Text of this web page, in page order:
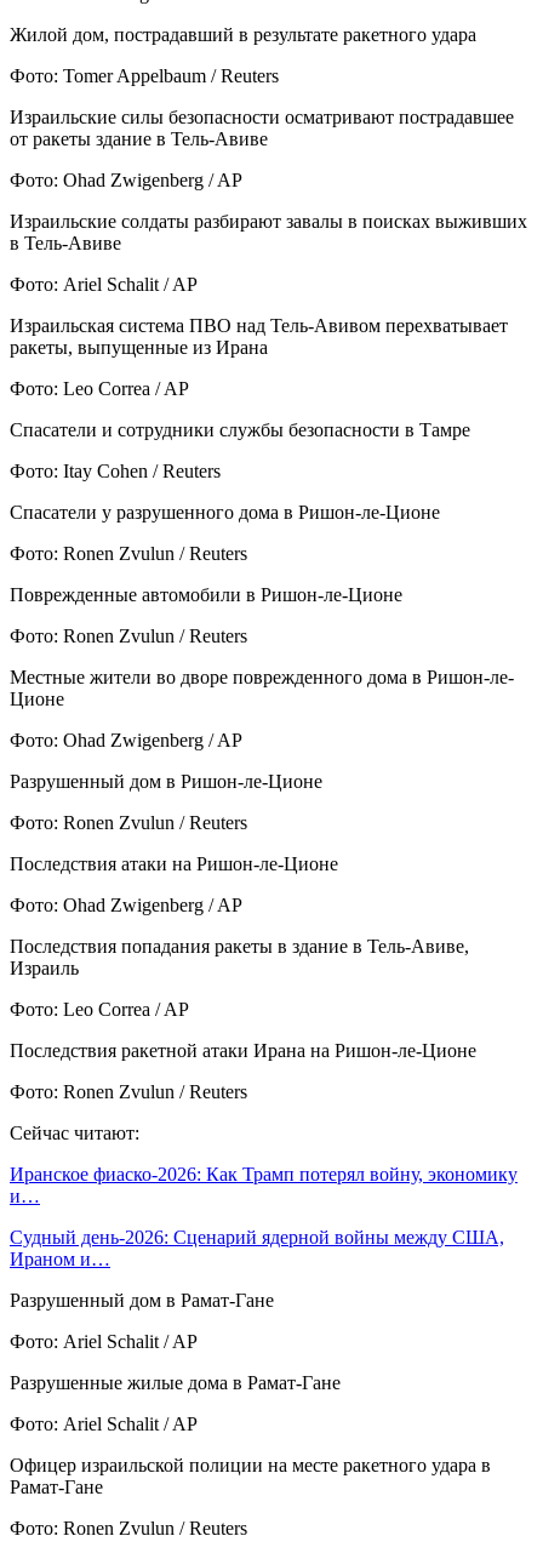
Жилой дом, пострадавший в результате ракетного удара
Фото: Tomer Appelbaum / Reuters
Израильские силы безопасности осматривают пострадавшее
от ракеты здание в Тель-Авиве
Фото: Ohad Zwigenberg / AP
Израильские солдаты разбирают завалы в поисках выживших
в Тель-Авиве
Фото: Ariel Schalit / AP
Израильская система ПВО над Тель-Авивом перехватывает
ракеты, выпущенные из Ирана
Фото: Leo Correa / AP
Спасатели и сотрудники службы безопасности в Тамре
Фото: Itay Cohen / Reuters
Спасатели у разрушенного дома в Ришон-ле-Ционе
Фото: Ronen Zvulun / Reuters
Поврежденные автомобили в Ришон-ле-Ционе
Фото: Ronen Zvulun / Reuters
Местные жители во дворе поврежденного дома в Ришон-ле-
Ционе
Фото: Ohad Zwigenberg / AP
Разрушенный дом в Ришон-ле-Ционе
Фото: Ronen Zvulun / Reuters
Последствия атаки на Ришон-ле-Ционе
Фото: Ohad Zwigenberg / AP
Последствия попадания ракеты в здание в Тель-Авиве,
Израиль
Фото: Leo Correa / AP
Последствия ракетной атаки Ирана на Ришон-ле-Ционе
Фото: Ronen Zvulun / Reuters
Сейчас читают:
Иранское фиаско-2026: Как Трамп потерял войну, экономику
и…
Судный день-2026: Сценарий ядерной войны между США,
Ираном и…
Разрушенный дом в Рамат-Гане
Фото: Ariel Schalit / AP
Разрушенные жилые дома в Рамат-Гане
Фото: Ariel Schalit / AP
Офицер израильской полиции на месте ракетного удара в
Рамат-Гане
Фото: Ronen Zvulun / Reuters